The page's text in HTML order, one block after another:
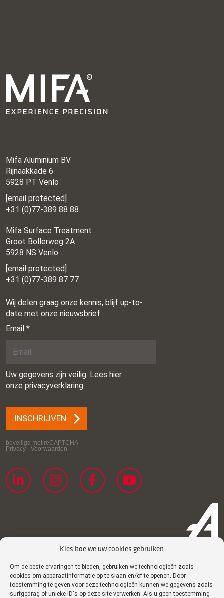
Kies hoe we uw cookies gebruiken
Om de beste ervaringen te bieden, gebruiken we technologieën zoals
cookies om apparaatinformatie op te slaan en/of te openen. Door
toestemming te geven voor deze technologieën kunnen we gegevens zoals
surfgedrag of unieke ID's op deze site verwerken. Als u geen toestemming
Mifa Aluminium BV
Rijnaakkade 6
5928 PT Venlo
[email protected]
+31 (0)77-389 88 88
Mifa Surface Treatment
Groot Bollerweg 2A
5928 NS Venlo
[email protected]
+31 (0)77-389 87 77
Privacyverklaring
Cookiebeleid